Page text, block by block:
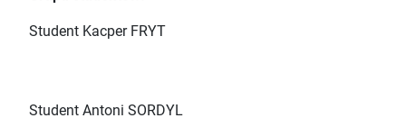
Student Kacper FRYT
Student Antoni SORDYL